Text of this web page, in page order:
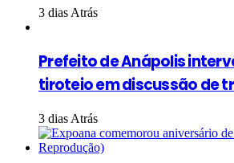
3 dias Atrás
Prefeito de Anápolis
tiroteio em discussão de
3 dias Atrás